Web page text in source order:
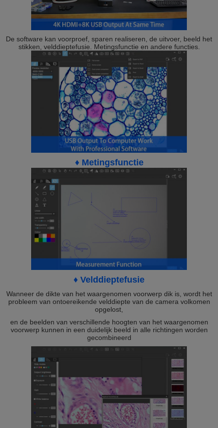
De software kan voorproef, sparen realiseren, de uitvoer, beeld het
stikken, velddieptefusie. Metingsfunctie en andere functies.
♦ Metingsfunctie
♦ Velddieptefusie
Wanneer de dikte van het waargenomen voorwerp dik is, wordt het
probleem van ontoereikende velddiepte van de camera volkomen
opgelost,
en de beelden van verschillende hoogten van het waargenomen
voorwerp kunnen in een duidelijk beeld in alle richtingen worden
gecombineerd